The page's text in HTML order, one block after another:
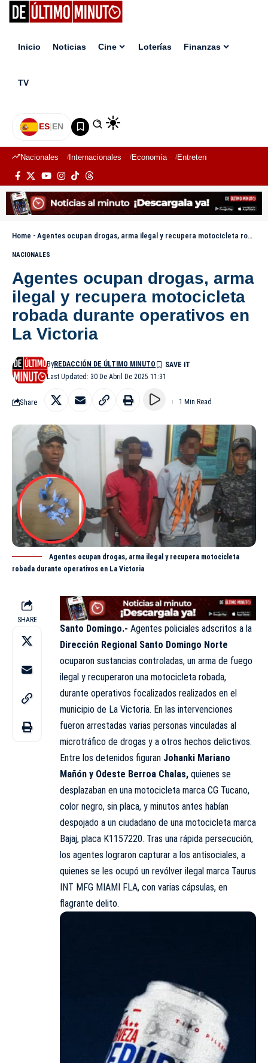
Inicio Noticias Cine Loterías Finanzas
TV
ES|EN
Nacionales Internacionales Economía Entretenimiento
Home - Agentes ocupan drogas, arma ilegal y recupera motocicleta robada durante operativos en La Victoria
NACIONALES
Agentes ocupan drogas, arma
ilegal y recupera motocicleta
robada durante operativos en
La Victoria
Last Updated: 30 De Abril De 2025 11:31
ByREDACCIÓN DE ÚLTIMO MINUTO
Share 1 Min Read
Agentes ocupan drogas, arma ilegal y recupera motocicleta
robada durante operativos en La Victoria
SHARE
Santo Domingo.- Agentes policiales adscritos a la
Dirección Regional Santo Domingo Norte
ocuparon sustancias controladas, un arma de fuego
ilegal y recuperaron una motocicleta robada,
durante operativos focalizados realizados en el
municipio de La Victoria. En las intervenciones
fueron arrestadas varias personas vinculadas al
microtráfico de drogas y a otros hechos delictivos.
Entre los detenidos figuran Johanki Mariano
Mañón y Odeste Berroa Chalas, quienes se
desplazaban en una motocicleta marca CG Tucano,
color negro, sin placa, y minutos antes habían
despojado a un ciudadano de una motocicleta marca
Bajaj, placa K1157220. Tras una rápida persecución,
los agentes lograron capturar a los antisociales, a
quienes se les ocupó un revólver ilegal marca Taurus
INT MFG MIAMI FLA, con varias cápsulas, en
flagrante delito.